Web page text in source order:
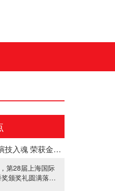
金爵奖最佳男演员
第28届上海国际
颁奖礼圆满落